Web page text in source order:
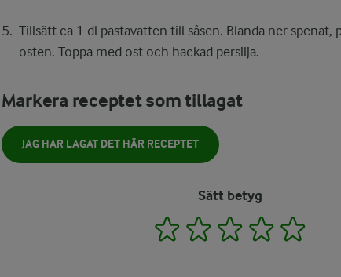
Tillsätt ca 1 dl pastavatten till såsen. Blanda ner spenat,
osten. Toppa med ost och hackad persilja.
Markera receptet som tillagat
JAG HAR LAGAT DET HÄR RECEPTET
Sätt betyg
1 2 3 4